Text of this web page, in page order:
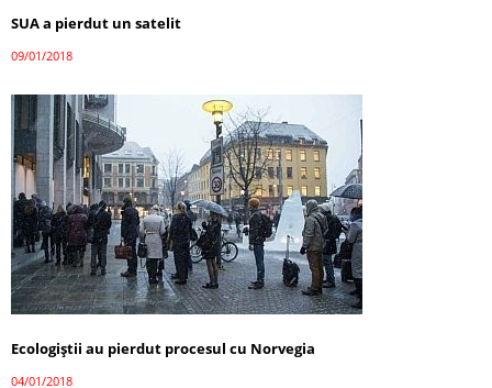
SUA a pierdut un satelit
09/01/2018
Ecologiștii au pierdut procesul cu Norvegia
04/01/2018